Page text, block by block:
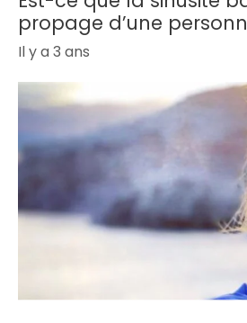
propage d’une
Il y a 3 ans